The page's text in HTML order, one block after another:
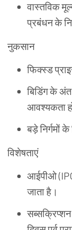
वास्तविक
प्रबंधनके
नुकसान
फिक्स्ड
बिडिंगकेअंत
आवश्यकता
बड़ेनिर्गमोंके
विशेषताएं
आईपीओ
जाताहै।
सब्सक्रिप्शन